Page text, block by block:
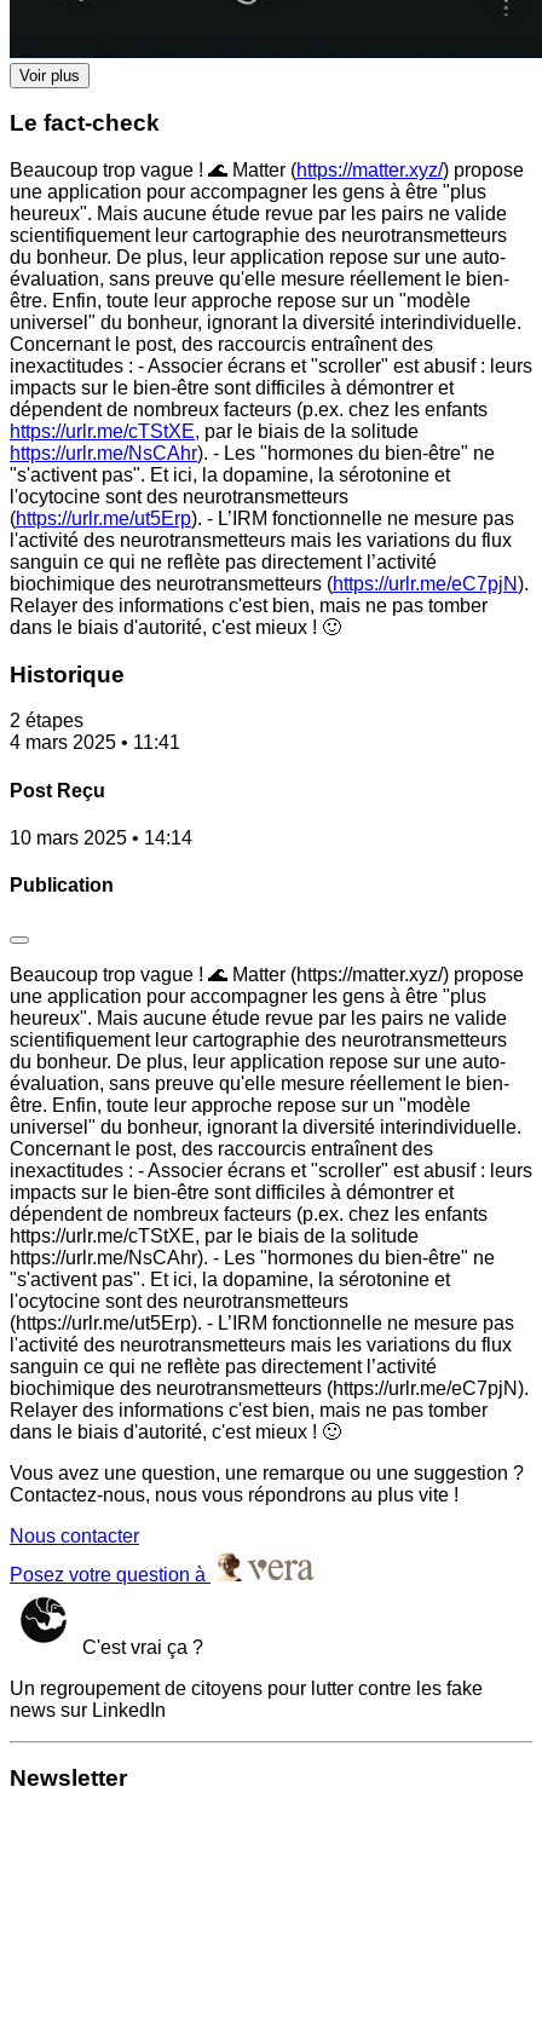
Voir plus
Le fact-check
Beaucoup trop vague ! 🌊 Matter (https://matter.xyz/) propose
une application pour accompagner les gens à être "plus
heureux". Mais aucune étude revue par les pairs ne valide
scientifiquement leur cartographie des neurotransmetteurs
du bonheur. De plus, leur application repose sur une auto-
évaluation, sans preuve qu'elle mesure réellement le bien-
être. Enfin, toute leur approche repose sur un "modèle
universel" du bonheur, ignorant la diversité interindividuelle.
Concernant le post, des raccourcis entraînent des
inexactitudes : - Associer écrans et "scroller" est abusif : leurs
impacts sur le bien-être sont difficiles à démontrer et
dépendent de nombreux facteurs (p.ex. chez les enfants
https://urlr.me/cTStXE, par le biais de la solitude
https://urlr.me/NsCAhr). - Les "hormones du bien-être" ne
"s'activent pas". Et ici, la dopamine, la sérotonine et
l'ocytocine sont des neurotransmetteurs
(https://urlr.me/ut5Erp). - L’IRM fonctionnelle ne mesure pas
l'activité des neurotransmetteurs mais les variations du flux
sanguin ce qui ne reflète pas directement l’activité
biochimique des neurotransmetteurs (https://urlr.me/eC7pjN).
Relayer des informations c'est bien, mais ne pas tomber
dans le biais d'autorité, c'est mieux ! 🙂
Historique
2 étapes
4 mars 2025 • 11:41
Post Reçu
10 mars 2025 • 14:14
Publication
Beaucoup trop vague ! 🌊 Matter (https://matter.xyz/) propose
une application pour accompagner les gens à être "plus
heureux". Mais aucune étude revue par les pairs ne valide
scientifiquement leur cartographie des neurotransmetteurs
du bonheur. De plus, leur application repose sur une auto-
évaluation, sans preuve qu'elle mesure réellement le bien-
être. Enfin, toute leur approche repose sur un "modèle
universel" du bonheur, ignorant la diversité interindividuelle.
Concernant le post, des raccourcis entraînent des
inexactitudes : - Associer écrans et "scroller" est abusif : leurs
impacts sur le bien-être sont difficiles à démontrer et
dépendent de nombreux facteurs (p.ex. chez les enfants
https://urlr.me/cTStXE, par le biais de la solitude
https://urlr.me/NsCAhr). - Les "hormones du bien-être" ne
"s'activent pas". Et ici, la dopamine, la sérotonine et
l'ocytocine sont des neurotransmetteurs
(https://urlr.me/ut5Erp). - L’IRM fonctionnelle ne mesure pas
l'activité des neurotransmetteurs mais les variations du flux
sanguin ce qui ne reflète pas directement l’activité
biochimique des neurotransmetteurs (https://urlr.me/eC7pjN).
Relayer des informations c'est bien, mais ne pas tomber
dans le biais d'autorité, c'est mieux ! 🙂
Vous avez une question, une remarque ou une suggestion ?
Contactez-nous, nous vous répondrons au plus vite !
Nous contacter
Posez votre question à
C'est vrai ça ?
Un regroupement de citoyens pour lutter contre les fake
news sur LinkedIn
Newsletter